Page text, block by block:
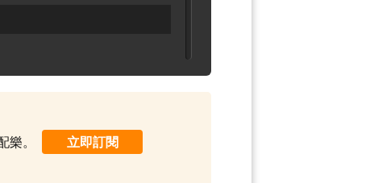
樂。
立即訂閱